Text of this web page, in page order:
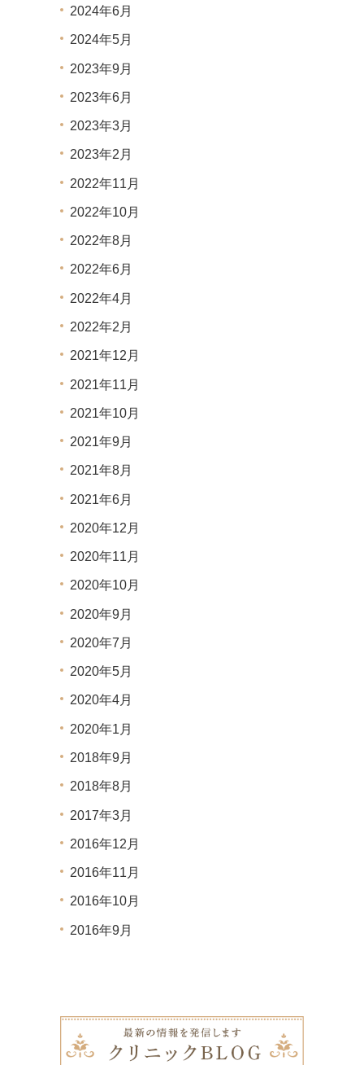
2024年6月
2024年5月
2023年9月
2023年6月
2023年3月
2023年2月
2022年11月
2022年10月
2022年8月
2022年6月
2022年4月
2022年2月
2021年12月
2021年11月
2021年10月
2021年9月
2021年8月
2021年6月
2020年12月
2020年11月
2020年10月
2020年9月
2020年7月
2020年5月
2020年4月
2020年1月
2018年9月
2018年8月
2017年3月
2016年12月
2016年11月
2016年10月
2016年9月